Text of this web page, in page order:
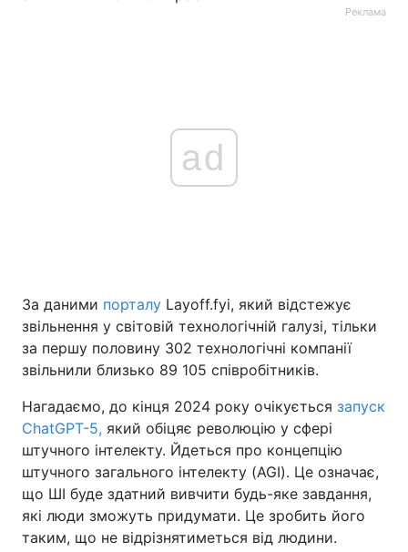
Реклама
ad
За даними порталу Layoff.fyi, який відстежує
звільнення у світовій технологічній галузі, тільки
за першу половину 302 технологічні компанії
звільнили близько 89 105 співробітників.
Нагадаємо, до кінця 2024 року очікується запуск
ChatGPT-5, який обіцяє революцію у сфері
штучного інтелекту. Йдеться про концепцію
штучного загального інтелекту (AGI). Це означає,
що ШІ буде здатний вивчити будь-яке завдання,
які люди зможуть придумати. Це зробить його
таким, що не відрізнятиметься від людини.